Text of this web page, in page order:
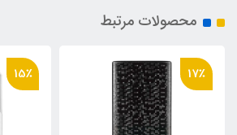
محصولات مرتبط
17٪ 15٪